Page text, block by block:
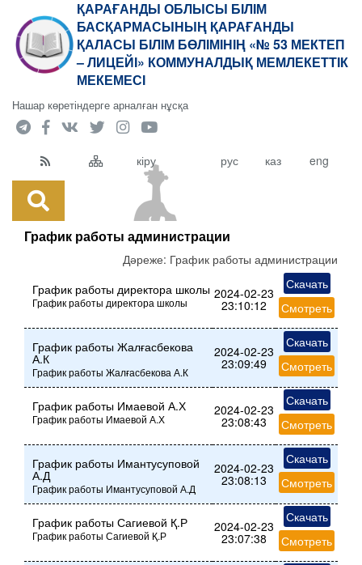
ҚАРАҒАНДЫ ОБЛЫСЫ БІЛІМ
БАСҚАРМАСЫНЫҢ ҚАРАҒАНДЫ
ҚАЛАСЫ БІЛІМ БӨЛІМІНІҢ «№ 53 МЕКТЕП
– ЛИЦЕЙІ» КОММУНАЛДЫҚ МЕМЛЕКЕТТІК
МЕКЕМЕСІ
Нашар көретіндерге арналған нұсқа
кіру рус каз eng
График работы администрации
Дәреже: График работы администрации
График работы директора школы
График работы директора школы
2024-02-23
23:10:12
Скачать
Смотреть
График работы Жалғасбекова
А.К
График работы Жалғасбекова А.К
2024-02-23
23:09:49
Скачать
Смотреть
График работы Имаевой А.Х
График работы Имаевой А.Х
2024-02-23
23:08:43
Скачать
Смотреть
График работы Имантусуповой
А.Д
График работы Имантусуповой А.Д
2024-02-23
23:08:13
Скачать
Смотреть
График работы Сагиевой Қ.Р
График работы Сагиевой Қ.Р
2024-02-23
23:07:38
Скачать
Смотреть